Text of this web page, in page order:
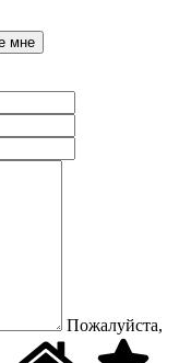
Пожалуйста,